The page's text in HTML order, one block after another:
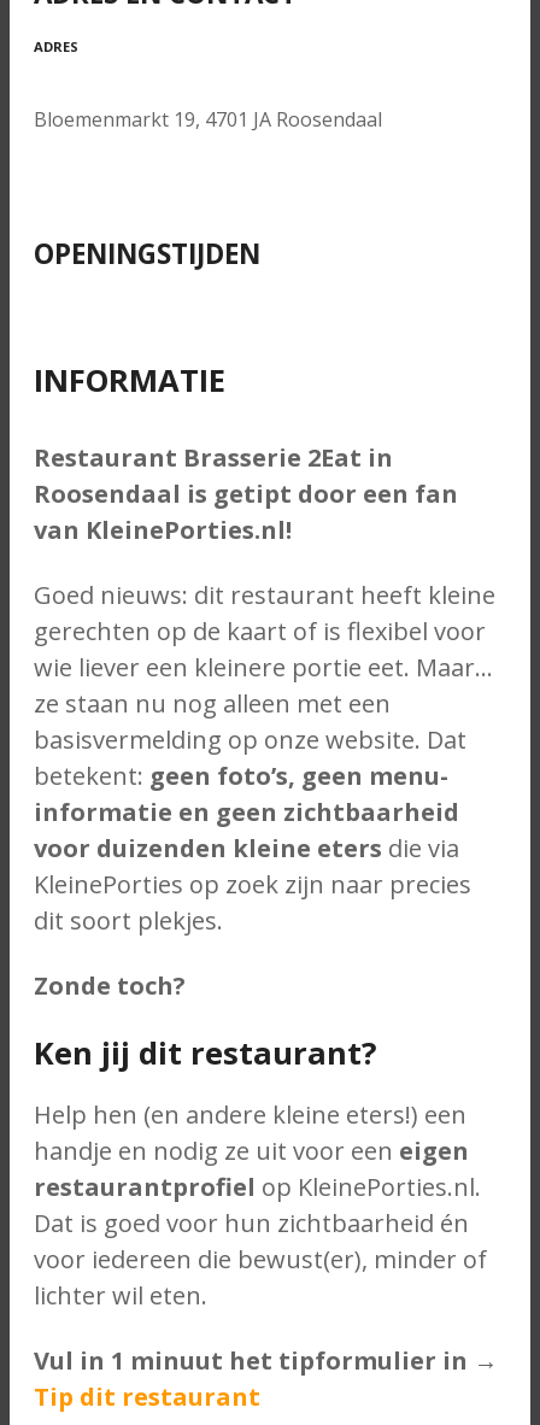
ADRES
Bloemenmarkt 19, 4701 JA Roosendaal
OPENINGSTIJDEN
INFORMATIE
Restaurant Brasserie 2Eat in
Roosendaal is getipt door een fan
van KleinePorties.nl!
Goed nieuws: dit restaurant heeft kleine
gerechten op de kaart of is flexibel voor
wie liever een kleinere portie eet. Maar…
ze staan nu nog alleen met een
basisvermelding op onze website. Dat
betekent: geen foto’s, geen menu-
informatie en geen zichtbaarheid
voor duizenden kleine eters die via
KleinePorties op zoek zijn naar precies
dit soort plekjes.
Zonde toch?
Ken jij dit restaurant?
Help hen (en andere kleine eters!) een
handje en nodig ze uit voor een eigen
restaurantprofiel op KleinePorties.nl.
Dat is goed voor hun zichtbaarheid én
voor iedereen die bewust(er), minder of
lichter wil eten.
Vul in 1 minuut het tipformulier in →
Tip dit restaurant